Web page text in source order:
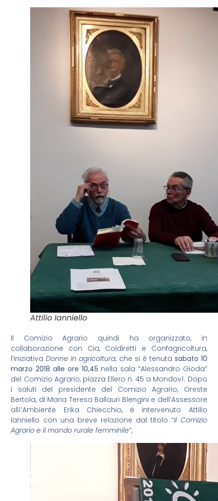
Attilio Ianniello
Il Comizio Agrario quindi ha organizzato, in
collaborazione con Cia, Coldiretti e Confagricoltura,
l’iniziativaDonne in agricoltura, che si è tenuta sabato 10
marzo 2018 alle ore 10,45 nella sala “Alessandro Gioda”
del Comizio Agrario, piazza Ellero n. 45 a Mondovì. Dopo
i saluti del presidente del Comizio Agrario, Oreste
Bertola, di Maria Teresa Ballauri Blengini e dell’Assessore
allì’Ambiente Erika Chiecchio, è intervenuto Attilio
Ianniello con una breve relazione dal titolo “Il Comizio
Agrario e il mondo rurale femminile”,